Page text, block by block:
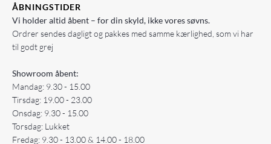
ÅBNINGSTIDER
Vi holder altid åbent – for din skyld, ikke vores søvns.
Ordrer sendes dagligt og pakkes med samme kærlighed, som vi har
til godt grej
Showroom åbent:
Mandag: 9.30 - 15.00
Tirsdag: 19.00 - 23.00
Onsdag: 9.30 - 15.00
Torsdag: Lukket
Fredag: 9.30 - 13.00 & 14.00 - 18.00